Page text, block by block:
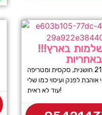
בארץ!!!
באחריות
פצצת על בת 21 חושנית, סקסית ומטריפה
אוהבת לפנק ועיסוי כמו שלי
עוד לא ראית!